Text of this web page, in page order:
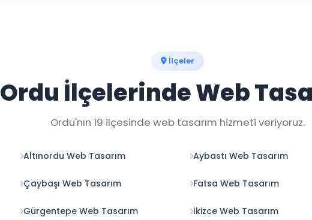
İlçeler
Ordu İlçelerinde Web
Ordu'nın 19 ilçesinde web tasarım hizmeti veriyoruz.
Altınordu Web Tasarım Aybastı Web Tasarım
Çaybaşı Web Tasarım Fatsa Web Tasarım
Gürgentepe Web Tasarım İkizce Web Tasarım